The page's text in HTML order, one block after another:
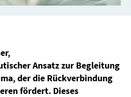
Ansatz zur Begleitung
der die Rückverbindung
fördert. Dieses